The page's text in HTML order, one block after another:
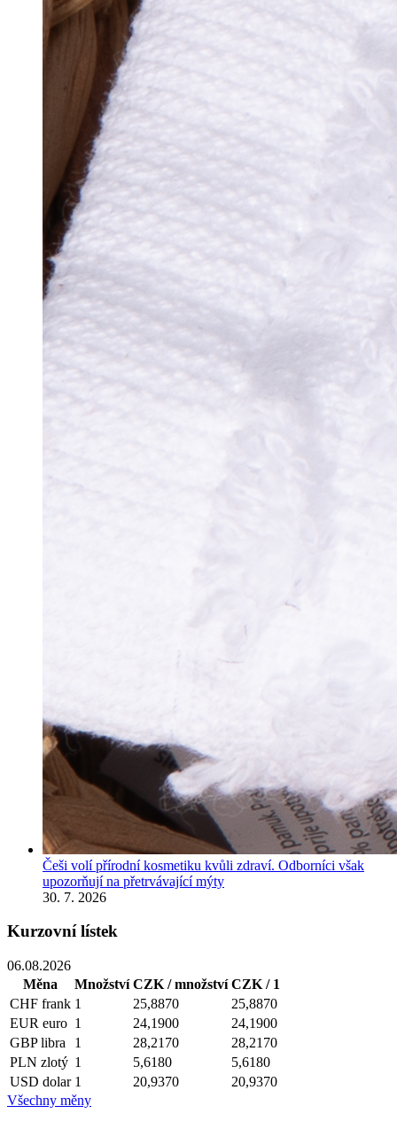
Češi volí přírodní kosmetiku kvůli zdraví. Odborníci však
upozorňují na přetrvávající mýty
30. 7. 2026
Kurzovní lístek
06.08.2026
Měna
Množství CZK / množství CZK / 1
CHF frank 1 25,8870
25,8870
EUR euro 1 24,1900
24,1900
GBP libra 1 28,2170
28,2170
PLN zlotý 1 5,6180
5,6180
USD dolar 1 20,9370
20,9370
Všechny měny